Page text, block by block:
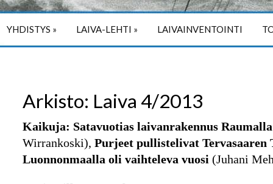
YHDISTYS » LAIVA-LEHTI » LAIVAINVENTOINTI
Arkisto: Laiva 4/2013
Kaikuja: Satavuotias laivanrakennus
Wirrankoski), Purjeet pullistelivat Tervasaaren
Luonnonmaalla oli vaihteleva vuosi (Juhani